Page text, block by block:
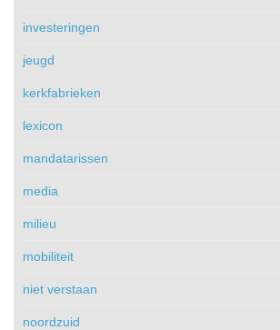
investeringen
jeugd
kerkfabrieken
lexicon
mandatarissen
media
milieu
mobiliteit
niet verstaan
noordzuid